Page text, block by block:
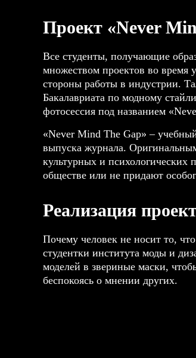
Проект «Never
Все студенты, получающие
множеством проектов во время
стороны работы в индустрии.
Бакалавриата по модному
фотосессия под названием
«Never Mind The Gap» –
выпуска журнала.
культурных и психологических
обществе или не придают
Реализация
Почему человек не носит то,
студентки института моды и
моделей в звериные маски,
беспокоясь о мнении других.